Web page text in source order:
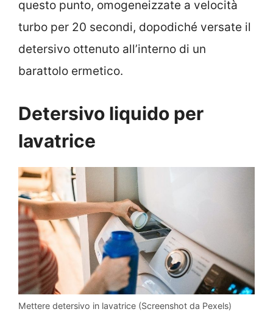
questo punto, omogeneizzate a velocità
turbo per 20 secondi, dopodiché versate il
detersivo ottenuto all’interno di un
barattolo ermetico.
Detersivo liquido per
lavatrice
Mettere detersivo in lavatrice (Screenshot da Pexels)